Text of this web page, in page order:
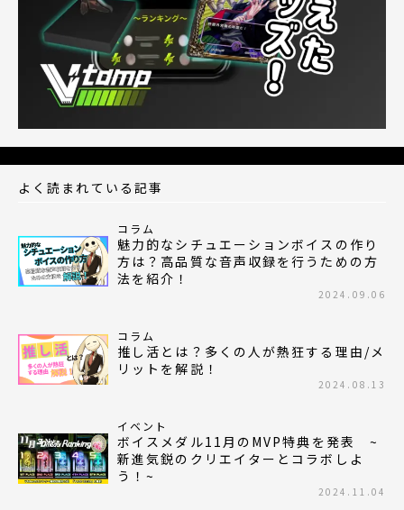
よく読まれている記事
コラム
魅力的なシチュエーションボイスの作り
方は？高品質な音声収録を行うための方
法を紹介！
2024.09.06
コラム
推し活とは？多くの人が熱狂する理由/メ
リットを解説！
2024.08.13
イベント
ボイスメダル11月のMVP特典を発表 ~
新進気鋭のクリエイターとコラボしよ
う！~
2024.11.04